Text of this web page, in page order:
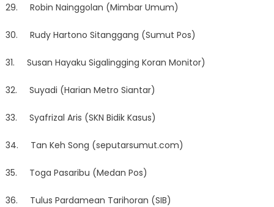
29. Robin Nainggolan (Mimbar Umum)
30. Rudy Hartono Sitanggang (Sumut Pos)
31. Susan Hayaku Sigalingging Koran Monitor)
32. Suyadi (Harian Metro Siantar)
33. Syafrizal Aris (SKN Bidik Kasus)
34. Tan Keh Song (seputarsumut.com)
35. Toga Pasaribu (Medan Pos)
36. Tulus Pardamean Tarihoran (SIB)